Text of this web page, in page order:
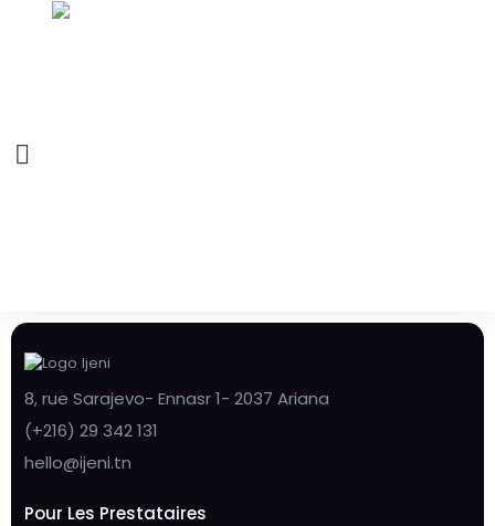
8, rue Sarajevo- Ennasr 1- 2037 Ariana
(+216) 29 342 131
hello@ijeni.tn
Pour Les Prestataires